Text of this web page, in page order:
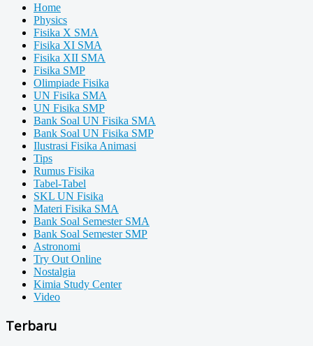
Home
Physics
Fisika X SMA
Fisika XI SMA
Fisika XII SMA
Fisika SMP
Olimpiade Fisika
UN Fisika SMA
UN Fisika SMP
Bank Soal UN Fisika SMA
Bank Soal UN Fisika SMP
Ilustrasi Fisika Animasi
Tips
Rumus Fisika
Tabel-Tabel
SKL UN Fisika
Materi Fisika SMA
Bank Soal Semester SMA
Bank Soal Semester SMP
Astronomi
Try Out Online
Nostalgia
Kimia Study Center
Video
Terbaru